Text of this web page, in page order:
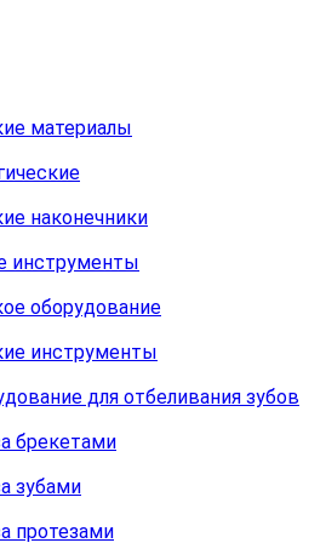
материалы
наконечники
инструменты
оборудование
инструменты
для отбеливания зубов
брекетами
зубами
протезами